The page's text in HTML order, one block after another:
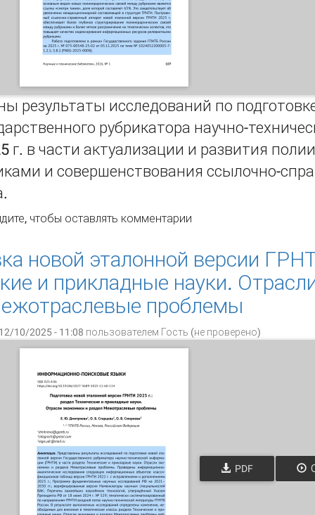
результаты исследований по
рубрикатора научно-
г. в части актуализации и развития
и совершенствования ссылочно-
новой эталонной версии ГРНТИ 2025 г.:
, чтобы оставлять комментарии
новой эталонной версии
и прикладные науки.
проблемы
10/2025 - 11:08 пользователем Гость (не проверено)
PDF